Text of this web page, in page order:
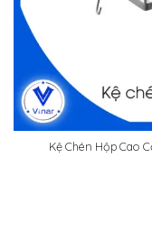
Kệ Chén Hộp Cao